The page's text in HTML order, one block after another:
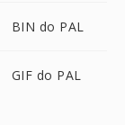
BIN do PAL
GIF do PAL